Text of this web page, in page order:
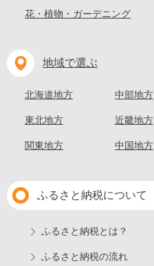
花・植物・ガーデニング
地域で選ぶ
北海道地方
東北地方
関東地方
中部地方
近畿地方
中国地方
ふるさと納税について
ふるさと納税とは？
ふるさと納税の流れ